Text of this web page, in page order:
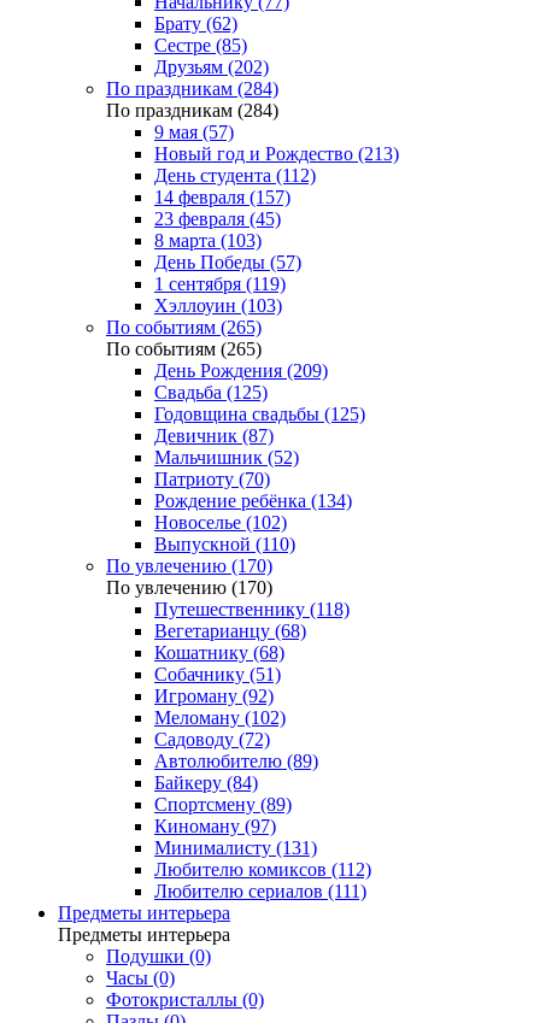
Брату (62)
Сестре (85)
Друзьям (202)
По праздникам (284)
По праздникам (284)
9 мая (57)
Новый год и Рождество (213)
День студента (112)
14 февраля (157)
23 февраля (45)
8 марта (103)
День Победы (57)
1 сентября (119)
Хэллоуин (103)
По событиям (265)
По событиям (265)
День Рождения (209)
Свадьба (125)
Годовщина свадьбы (125)
Девичник (87)
Мальчишник (52)
Патриоту (70)
Рождение ребёнка (134)
Новоселье (102)
Выпускной (110)
По увлечению (170)
По увлечению (170)
Путешественнику (118)
Вегетарианцу (68)
Кошатнику (68)
Собачнику (51)
Игроману (92)
Меломану (102)
Садоводу (72)
Автолюбителю (89)
Байкеру (84)
Спортсмену (89)
Киноману (97)
Минималисту (131)
Любителю комиксов (112)
Любителю сериалов (111)
Предметы интерьера
Предметы интерьера
Подушки (0)
Часы (0)
Фотокристаллы (0)